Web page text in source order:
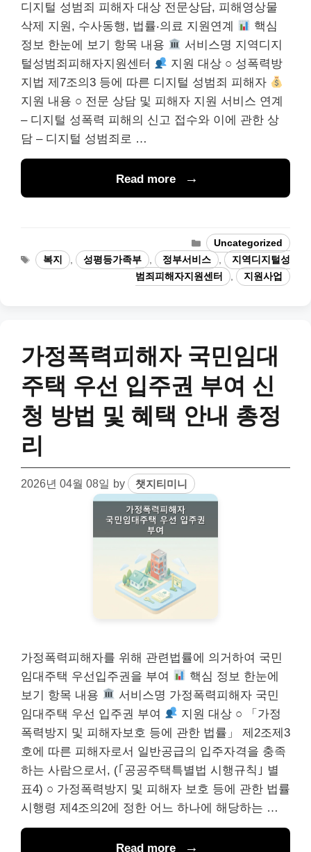
디지털 성범죄 피해자 대상 전문상담, 피해영상물
삭제 지원, 수사동행, 법률‧의료 지원연계
핵심
정보 한눈에 보기 항목 내용
서비스명 지역디지
털성범죄피해자지원센터
지원 대상 ○ 성폭력방
지법 제7조의3 등에 따른 디지털 성범죄 피해자
지원 내용 ○ 전문 상담 및 피해자 지원 서비스 연계
– 디지털 성폭력 피해의 신고 접수와 이에 관한 상
담 – 디지털 성범죄로 …
Read more
Categories
Uncategorized
Tags
복지 , 성평등가족부 , 정부서비스 ,
지역디지털성
범죄피해자지원센터
, 지원사업
가정폭력피해자 국민임대
주택 우선 입주권 부여 신
청 방법 및 혜택 안내 총정
리
2026년 04월 08일 by 챗지티미니
가정폭력피해자를 위해 관련법률에 의거하여 국민
임대주택 우선입주권을 부여
핵심 정보 한눈에
보기 항목 내용
서비스명 가정폭력피해자 국민
임대주택 우선 입주권 부여
지원 대상 ○ 「가정
폭력방지 및 피해자보호 등에 관한 법률」 제2조제3
호에 따른 피해자로서 일반공급의 입주자격을 충족
하는 사람으로서, (｢공공주택특별법 시행규칙｣ 별
표4) ○ 가정폭력방지 및 피해자 보호 등에 관한 법률
시행령 제4조의2에 정한 어느 하나에 해당하는 …
Read more